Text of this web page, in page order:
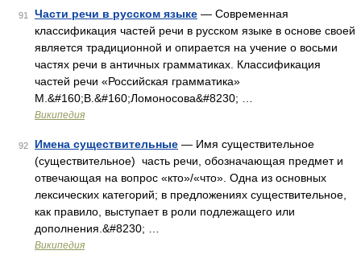
91 Части речи в русском языке — Современная
классификация частей речи в русском языке в основе своей
является традиционной и опирается на учение о восьми
частях речи в античных грамматиках. Классификация
частей речи «Российская грамматика»
М.&#160;В.&#160;Ломоносова&#8230; …
Википедия
92 Имена существительные — Имя существительное
(существительное) часть речи, обозначающая предмет и
отвечающая на вопрос «кто»/«что». Одна из основных
лексических категорий; в предложениях существительное,
как правило, выступает в роли подлежащего или
дополнения.&#8230; …
Википедия